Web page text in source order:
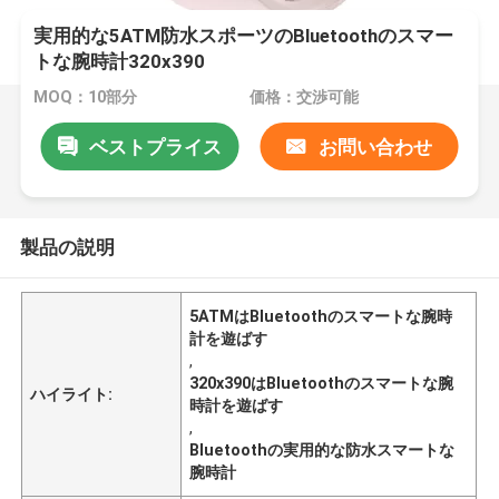
実用的な5ATM防水スポーツのBluetoothのスマー
トな腕時計320x390
MOQ：10部分 価格：交渉可能
ベストプライス お問い合わせ
製品の説明
ハイライト:
5ATMはBluetoothのスマートな腕時
計を遊ばす
,
320x390はBluetoothのスマートな腕
時計を遊ばす
,
Bluetoothの実用的な防水スマートな
腕時計